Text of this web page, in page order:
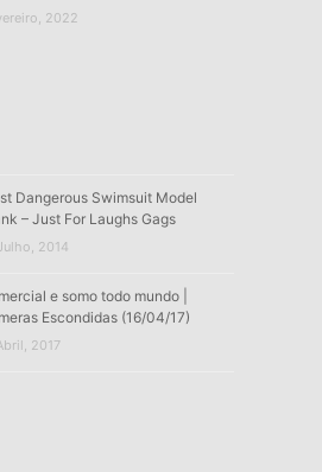
2022
Dangerous Swimsuit Model
– Just For Laughs Gags
2014
e somo todo mundo |
Escondidas (16/04/17)
2017